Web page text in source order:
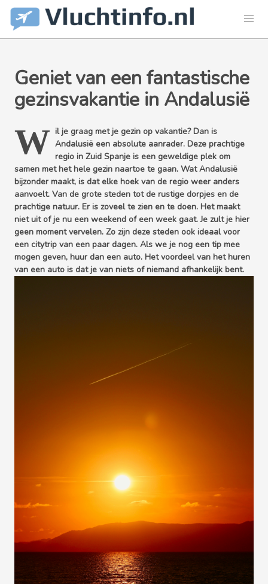
Geniet van een fantastische
gezinsvakantie in Andalusië
W il je graag met je gezin op vakantie? Dan is
Andalusië een absolute aanrader. Deze prachtige
regio in Zuid Spanje is een geweldige plek om
samen met het hele gezin naartoe te gaan. Wat Andalusië
bijzonder maakt, is dat elke hoek van de regio weer anders
aanvoelt. Van de grote steden tot de rustige dorpjes en de
prachtige natuur. Er is zoveel te zien en te doen. Het maakt
niet uit of je nu een weekend of een week gaat. Je zult je hier
geen moment vervelen. Zo zijn deze steden ook ideaal voor
een citytrip van een paar dagen. Als we je nog een tip mee
mogen geven, huur dan een auto. Het voordeel van het huren
van een auto is dat je van niets of niemand afhankelijk bent.